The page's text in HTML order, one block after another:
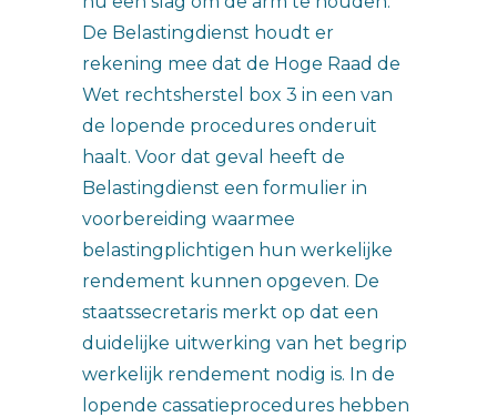
De Belastingdienst houdt er
rekening mee dat de Hoge Raad de
Wet rechtsherstel box 3 in een van
de lopende procedures onderuit
haalt. Voor dat geval heeft de
Belastingdienst een formulier in
voorbereiding waarmee
belastingplichtigen hun werkelijke
rendement kunnen opgeven. De
staatssecretaris merkt op dat een
duidelijke uitwerking van het begrip
werkelijk rendement nodig is. In de
lopende cassatieprocedures hebben